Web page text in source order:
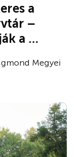
a
–
a ...
Megyei